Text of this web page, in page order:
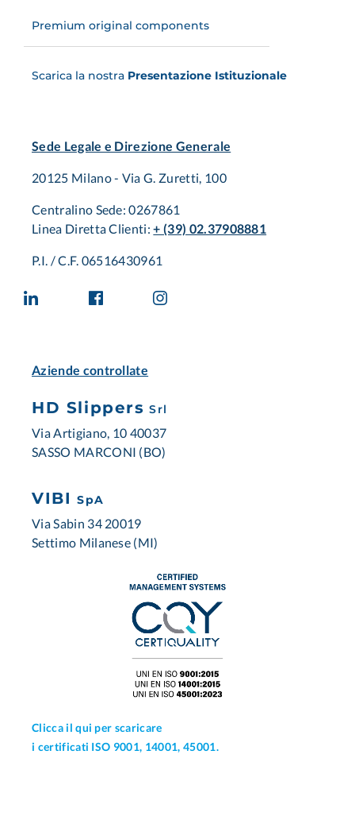
Premium original components
Scarica la nostra Presentazione Istituzionale
Sede Legale e Direzione Generale
20125 Milano - Via G. Zuretti, 100
Centralino Sede: 0267861
Linea Diretta Clienti:+ (39) 02.37908881
P.I. / C.F. 06516430961
Aziende controllate
HD Slippers Srl
Via Artigiano, 10 40037
SASSO MARCONI (BO)
VIBI SpA
Via Sabin 34 20019
Settimo Milanese (MI)
Clicca il qui per scaricare
i certificati ISO 9001, 14001, 45001.